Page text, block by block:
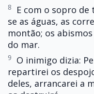
8
E com o sopro
se as águas, as
montão; os
do mar.
9
O inimigo dizia:
repartirei os
deles, arrancarei a